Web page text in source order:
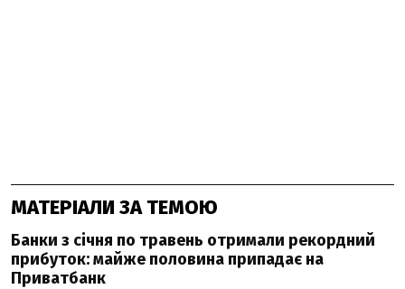
МАТЕРІАЛИ ЗА ТЕМОЮ
Банки з січня по травень отримали рекордний
прибуток: майже половина припадає на
Приватбанк